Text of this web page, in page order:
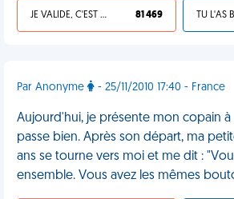
JE VALIDE, C'EST UNE VDM 81 469
Par Anonyme - 25/11/2010 17:40 - France
Aujourd'hui, je présente mon copain à
passe bien. Après son départ, ma
ans se tourne vers moi et me dit :
ensemble. Vous avez les mêmes